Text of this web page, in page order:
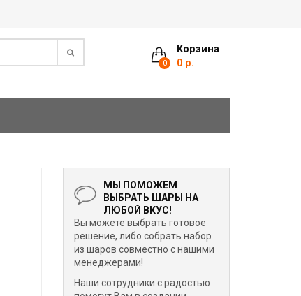
Корзина
0 0 р.
МЫ ПОМОЖЕМ
ВЫБРАТЬ ШАРЫ НА
ЛЮБОЙ ВКУС!
Вы можете выбрать готовое
решение, либо собрать набор
из шаров совместно с нашими
менеджерами!
Наши сотрудники с радостью